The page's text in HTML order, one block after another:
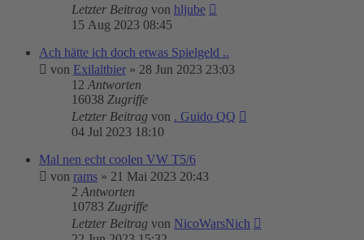
Letzter Beitrag von hljube
15 Aug 2023 08:45
Ach hätte ich doch etwas Spielgeld ..
von Exilaltbier » 28 Jun 2023 23:03
12 Antworten
16038 Zugriffe
Letzter Beitrag von . Guido QQ
04 Jul 2023 18:10
Mal nen echt coolen VW T5/6
von rams » 21 Mai 2023 20:43
2 Antworten
10783 Zugriffe
Letzter Beitrag von NicoWarsNich